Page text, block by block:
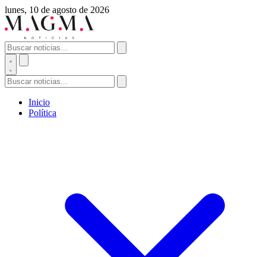
lunes, 10 de agosto de 2026
Inicio
Política